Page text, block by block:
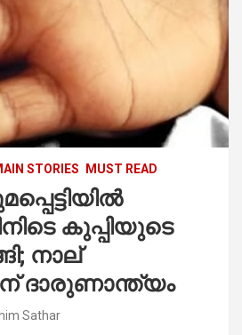
STORIES MUST READ
കുപ്പിയുടെ
നാല്
ദാരുണാന്ത്യം
Sathar